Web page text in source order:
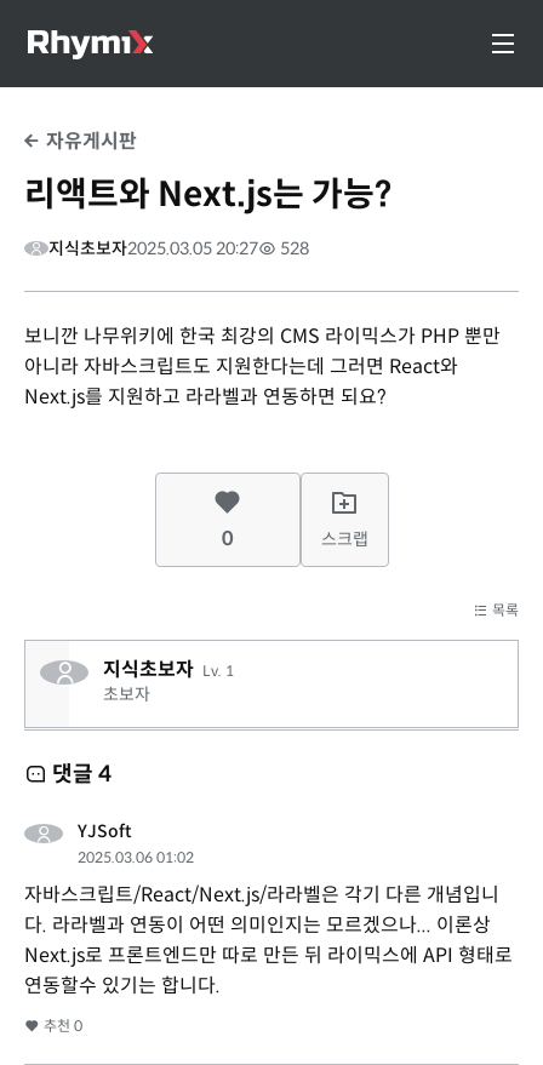
자유게시판
리액트와 Next.js는 가능?
지식초보자2025.03.05 20:27 528
보니깐 나무위키에 한국 최강의 CMS 라이믹스가 PHP 뿐만
아니라 자바스크립트도 지원한다는데 그러면 React와
Next.js를 지원하고 라라벨과 연동하면 되요?
0 스크랩
목록
지식초보자 Lv. 1
초보자
댓글 4
YJSoft
2025.03.06 01:02
자바스크립트/React/Next.js/라라벨은 각기 다른 개념입니
다. 라라벨과 연동이 어떤 의미인지는 모르겠으나... 이론상
Next.js로 프론트엔드만 따로 만든 뒤 라이믹스에 API 형태로
연동할수 있기는 합니다.
추천 0